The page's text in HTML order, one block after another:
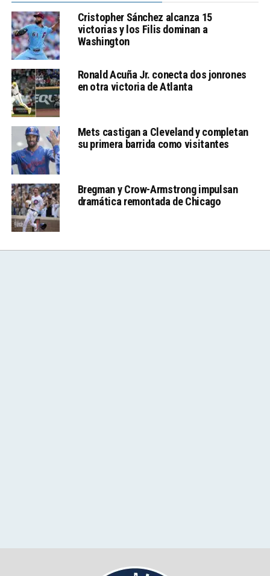
Cristopher Sánchez alcanza 15
victorias y los Filis dominan a
Washington
Ronald Acuña Jr. conecta dos jonrones
en otra victoria de Atlanta
Mets castigan a Cleveland y completan
su primera barrida como visitantes
Bregman y Crow-Armstrong impulsan
dramática remontada de Chicago